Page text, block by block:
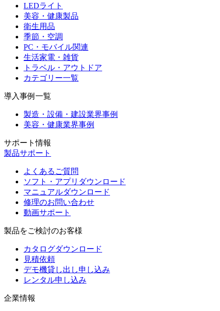
LEDライト
美容・健康製品
衛生用品
季節・空調
PC・モバイル関連
生活家電・雑貨
トラベル・アウトドア
カテゴリー一覧
導入事例一覧
製造・設備・建設業界事例
美容・健康業界事例
サポート情報
製品サポート
よくあるご質問
ソフト・アプリダウンロード
マニュアルダウンロード
修理のお問い合わせ
動画サポート
製品をご検討のお客様
カタログダウンロード
見積依頼
デモ機貸し出し申し込み
レンタル申し込み
企業情報